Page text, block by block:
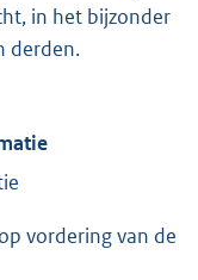
in het bijzonder
derden.
vordering van de